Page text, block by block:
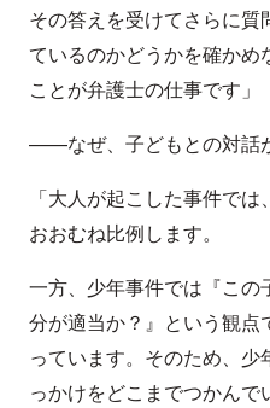
その答えを受けてさらに質
ているのかどうかを確かめ
ことが弁護士の仕事です」
——なぜ、子どもとの対話
「大人が起こした事件で
おおむね比例します。
一方、少年事件では『こ
分が適当か？』という観点
っています。そのため、少
っかけをどこまでつかん